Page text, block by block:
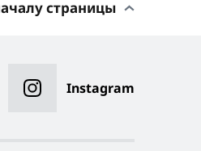
страницы
Instagram